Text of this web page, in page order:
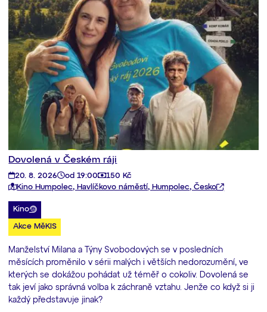
Dovolená v Českém ráji
20. 8. 2026 od 19:00
150 Kč
Kino Humpolec, Havlíčkovo náměstí, Humpolec, Česko
Kino
Akce MěKIS
Manželství Milana a Týny Svobodových se v posledních
měsících proměnilo v sérii malých i větších nedorozumění, ve
kterých se dokážou pohádat už téměř o cokoliv. Dovolená se
tak jeví jako správná volba k záchraně vztahu. Jenže co když si ji
každý představuje jinak?